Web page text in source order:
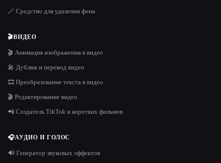
🪄 Средство для удаления фона
🎬ВИДЕО
🎬 Анимация изображения в видео
🎤 Дубляж и перевод видео
🎞️ Преобразование текста в видео
🎬 Редактирование видео
📲 Создатель TikTok и коротких фильмов
🎧АУДИО И ГОЛОС
🔊 Генератор звуковых эффектов